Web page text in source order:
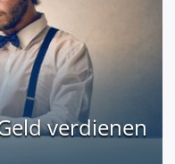
verdienen